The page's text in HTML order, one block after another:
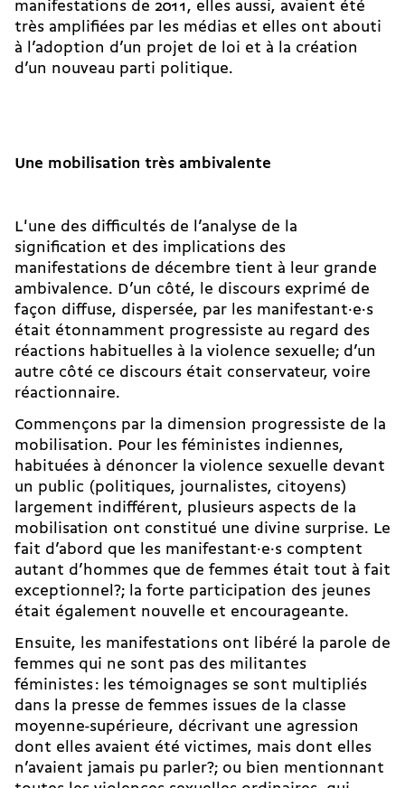
manifestations de 2011, elles aussi, avaient été
très amplifiées par les médias et elles ont abouti
à l’adoption d’un projet de loi et à la création
d’un nouveau parti politique.
Une mobilisation très ambivalente
L'une des difficultés de l’analyse de la
signification et des implications des
manifestations de décembre tient à leur grande
ambivalence. D’un côté, le discours exprimé de
façon diffuse, dispersée, par les ma­ni­festant·e·s
était étonnamment progressiste au regard des
réactions habituelles à la violence sexuelle; d’un
autre côté ce discours était conservateur, voire
réactionnaire.
Commençons par la dimension progressiste de la
mobilisation. Pour les féministes indiennes,
habituées à dénoncer la violence sexuelle devant
un public (politiques, journalistes, citoyens)
largement indifférent, plusieurs aspects de la
mobilisation ont constitué une divine surprise. Le
fait d’abord que les ma­ni­festant·e·s comptent
autant d’hommes que de femmes était tout à fait
exceptionnel?; la forte participation des jeunes
était également nouvelle et encourageante.
Ensuite, les manifestations ont libéré la parole de
femmes qui ne sont pas des militantes
féministes : les témoignages se sont multipliés
dans la presse de femmes issues de la classe
moyenne-supérieure, décrivant une agression
dont elles avaient été victimes, mais dont elles
n’avaient jamais pu parler?; ou bien mentionnant